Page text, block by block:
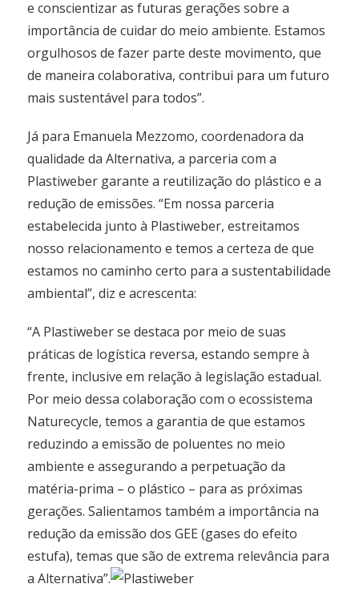
e conscientizar as futuras gerações sobre a
importância de cuidar do meio ambiente. Estamos
orgulhosos de fazer parte deste movimento, que
de maneira colaborativa, contribui para um futuro
mais sustentável para todos”.
Já para Emanuela Mezzomo, coordenadora da
qualidade da Alternativa, a parceria com a
Plastiweber garante a reutilização do plástico e a
redução de emissões. “Em nossa parceria
estabelecida junto à Plastiweber, estreitamos
nosso relacionamento e temos a certeza de que
estamos no caminho certo para a sustentabilidade
ambiental”, diz e acrescenta:
“A Plastiweber se destaca por meio de suas
práticas de logística reversa, estando sempre à
frente, inclusive em relação à legislação estadual.
Por meio dessa colaboração com o ecossistema
Naturecycle, temos a garantia de que estamos
reduzindo a emissão de poluentes no meio
ambiente e assegurando a perpetuação da
matéria-prima – o plástico – para as próximas
gerações. Salientamos também a importância na
redução da emissão dos GEE (gases do efeito
estufa), temas que são de extrema relevância para
a Alternativa”.